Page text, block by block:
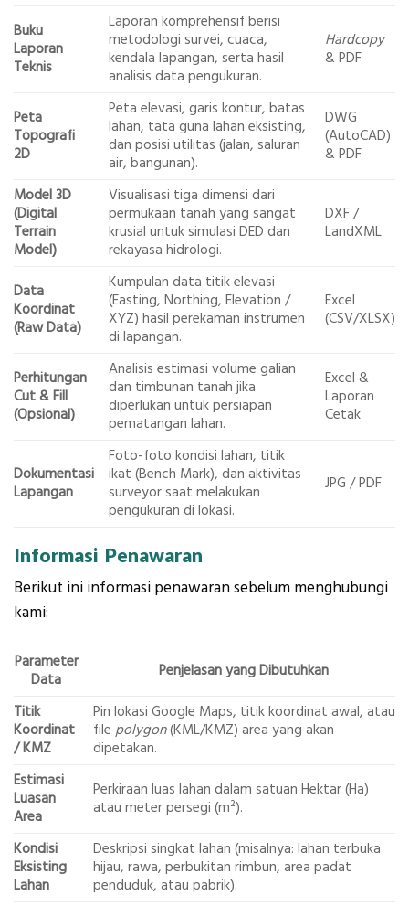
Buku
Laporan
Teknis
Laporan komprehensif berisi
metodologi survei, cuaca,
kendala lapangan, serta hasil
analisis data pengukuran.
Hardcopy
& PDF
Peta
Topografi
2D
Peta elevasi, garis kontur, batas
lahan, tata guna lahan eksisting,
dan posisi utilitas (jalan, saluran
air, bangunan).
DWG
(AutoCAD)
& PDF
Model 3D
(Digital
Terrain
Model)
Visualisasi tiga dimensi dari
permukaan tanah yang sangat
krusial untuk simulasi DED dan
rekayasa hidrologi.
DXF /
LandXML
Data
Koordinat
(Raw Data)
Kumpulan data titik elevasi
(Easting, Northing, Elevation /
XYZ) hasil perekaman instrumen
di lapangan.
Excel
(CSV/XLSX)
Perhitungan
Cut & Fill
(Opsional)
Analisis estimasi volume galian
dan timbunan tanah jika
diperlukan untuk persiapan
pematangan lahan.
Excel &
Laporan
Cetak
Dokumentasi
Lapangan
Foto-foto kondisi lahan, titik
ikat (Bench Mark), dan aktivitas
surveyor saat melakukan
pengukuran di lokasi.
JPG / PDF
Informasi Penawaran
Berikut ini informasi penawaran sebelum menghubungi
kami:
Parameter
Data
Penjelasan yang Dibutuhkan
Titik
Koordinat
/ KMZ
Pin lokasi Google Maps, titik koordinat awal, atau
file polygon(KML/KMZ) area yang akan
dipetakan.
Estimasi
Luasan
Area
Perkiraan luas lahan dalam satuan Hektar (Ha)
atau meter persegi (m²).
Kondisi
Eksisting
Lahan
Deskripsi singkat lahan (misalnya: lahan terbuka
hijau, rawa, perbukitan rimbun, area padat
penduduk, atau pabrik).